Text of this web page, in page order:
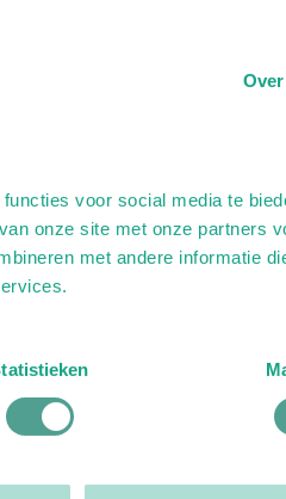
Over
voor social media te
onze site met onze partners
met andere informatie